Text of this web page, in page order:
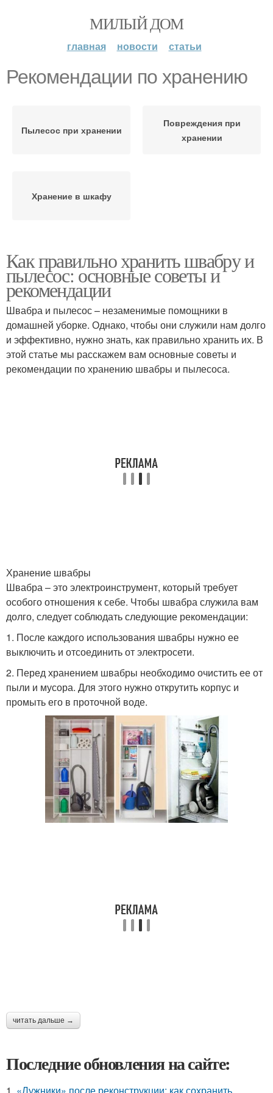
МИЛЫЙ ДОМ
главная новости статьи
Рекомендации по хранению
Пылесос при хранении
Повреждения при
хранении
Хранение в шкафу
Как правильно хранить швабру и
пылесос: основные советы и
рекомендации
Швабра и пылесос – незаменимые помощники в
домашней уборке. Однако, чтобы они служили нам долго
и эффективно, нужно знать, как правильно хранить их. В
этой статье мы расскажем вам основные советы и
рекомендации по хранению швабры и пылесоса.
Хранение швабры
Швабра – это электроинструмент, который требует
особого отношения к себе. Чтобы швабра служила вам
долго, следует соблюдать следующие рекомендации:
1. После каждого использования швабры нужно ее
выключить и отсоединить от электросети.
2. Перед хранением швабры необходимо очистить ее от
пыли и мусора. Для этого нужно открутить корпус и
промыть его в проточной воде.
читать дальше →
Последние обновления на сайте: